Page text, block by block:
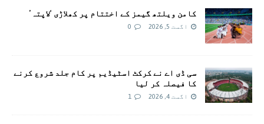
کامن ویلتھ گیمز کے اختتام پر کھلاڑی ‘لاپتہ’
اگست 5, 2026 0
سی ڈی اے نے کرکٹ اسٹیڈیم پر کام جلد شروع کرنے
کا فیصلہ کر لیا
اگست 4, 2026 1